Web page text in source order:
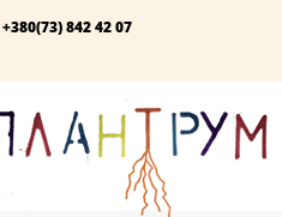
+380(73) 842 42 07